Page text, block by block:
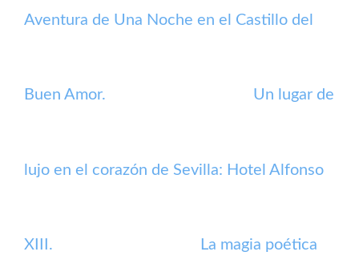
Aventura de Una Noche en el Castillo del
Buen Amor. Un lugar de
lujo en el corazón de Sevilla: Hotel Alfonso
XIII. La magia poética